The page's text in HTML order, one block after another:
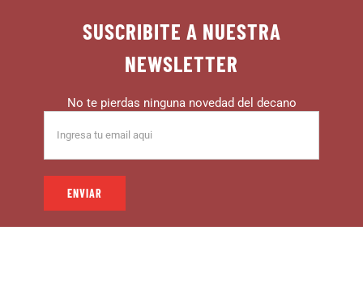
SUSCRIBITE A NUESTRA
NEWSLETTER
No te pierdas ninguna novedad del decano